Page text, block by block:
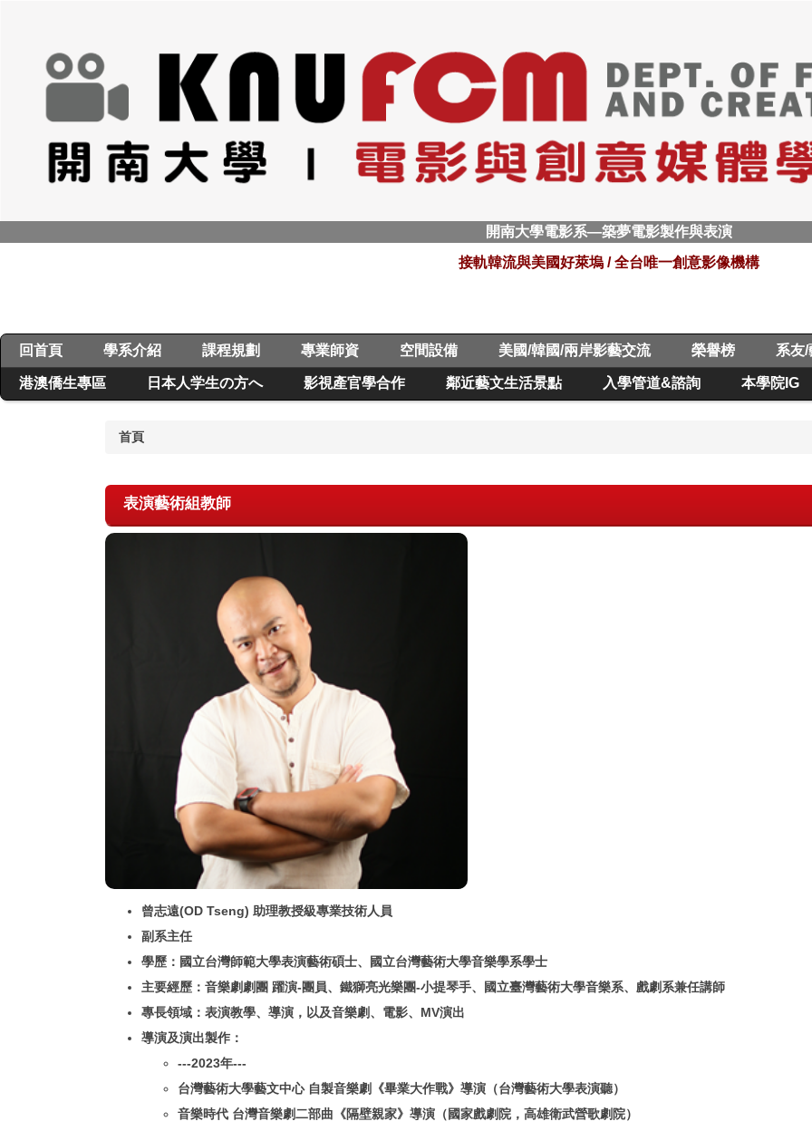
開南大學電影系—築夢電影製作與表演
接軌韓流與美國好萊塢 / 全台唯一創意影像機構
回首頁 學系介紹 課程規劃 專業師資 空間設備 美國/韓國/兩岸影藝交流 榮譽榜 系友
港澳僑生專區 日本人学生の方へ 影視產官學合作 鄰近藝文生活景點 入學管道&諮詢 本學院IG
首頁
表演藝術組教師
曾志遠(OD Tseng) 助理教授級專業技術人員
副系主任
學歷：國⽴台灣師範⼤學表演藝術碩⼠、國⽴台灣藝術⼤學⾳樂學系學⼠
主要經歷：⾳樂劇劇團 躍演-團員、鐵獅亮光樂團-⼩提琴⼿、國⽴臺灣藝術⼤學⾳樂系、戲劇系兼任講師
專長領域：表演教學、導演，以及音樂劇、電影、MV演出
導演及演出製作：
---2023年---
台灣藝術大學藝文中心 自製音樂劇《畢業大作戰》導演（台灣藝術大學表演聽）
⾳樂時代 台灣⾳樂劇⼆部曲《隔壁親家》導演（國家戲劇院，高雄衛武營歌劇院）